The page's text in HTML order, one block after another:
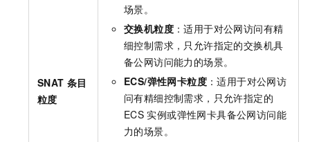
SNAT 条目
粒度
场景。
交换机粒度 ：适用于对公网访问有精
细控制需求，只允许指定的交换机具
备公网访问能力的场景。
ECS/弹性网卡粒度 ：适用于对公网访
问有精细控制需求，只允许指定的
ECS 实例或弹性网卡具备公网访问能
力的场景。